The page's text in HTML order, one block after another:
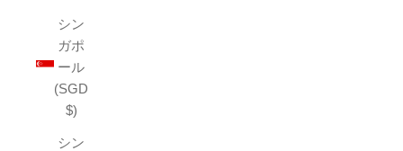
シン
ガポ
ール
(SGD
$)
シン